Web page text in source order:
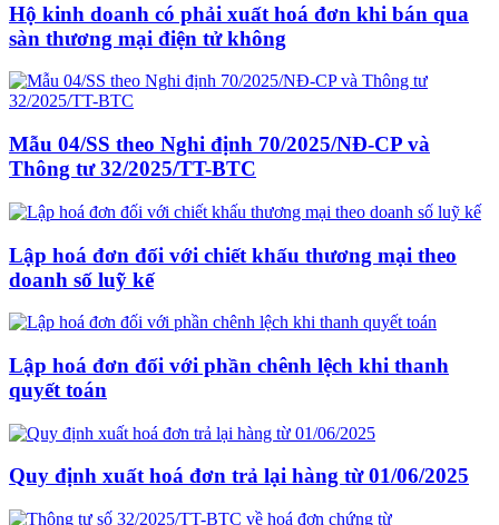
Hộ kinh doanh có phải xuất hoá đơn khi bán qua
sàn thương mại điện tử không
Mẫu 04/SS theo Nghi định 70/2025/NĐ-CP và
Thông tư 32/2025/TT-BTC
Lập hoá đơn đối với chiết khấu thương mại theo
doanh số luỹ kế
Lập hoá đơn đối với phần chênh lệch khi thanh
quyết toán
Quy định xuất hoá đơn trả lại hàng từ 01/06/2025